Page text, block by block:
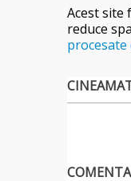
Acest site
reduce